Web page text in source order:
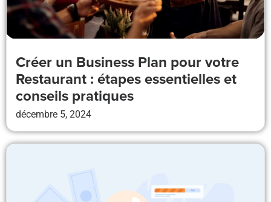
Créer un Business Plan pour votre
Restaurant : étapes essentielles et
conseils pratiques
décembre 5, 2024